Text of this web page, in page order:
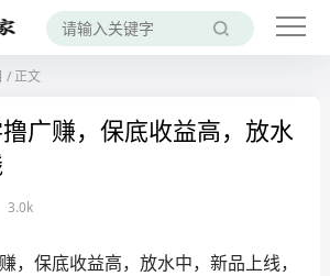
/正文
广赚，保底收益高，放水
3.0k
，保底收益高，放水中，新品上线，